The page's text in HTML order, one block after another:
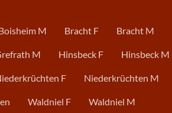
M Bracht F Bracht M
M Hinsbeck F Hinsbeck M
F Niederkrüchten M
Waldniel F Waldniel M